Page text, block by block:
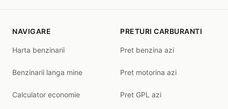
NAVIGARE
Harta benzinarii
Benzinarii langa mine
Calculator economie
PRETURI CARBURANTI
Pret benzina azi
Pret motorina azi
Pret GPL azi